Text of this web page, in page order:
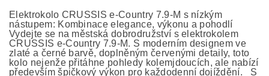
Elektrokolo CRUSSIS e-Country 7.9-M s nízkým
nástupem: Kombinace elegance, výkonu a pohodlí
Vydejte se na městská dobrodružství s elektrokolem
CRUSSIS e-Country 7.9-M. S moderním designem ve
zlaté a černé barvě, doplněným červenými detaily, toto
kolo nejenže přitáhne pohledy kolemjdoucích, ale nabízí
především špičkový výkon pro každodenní dojíždění. S